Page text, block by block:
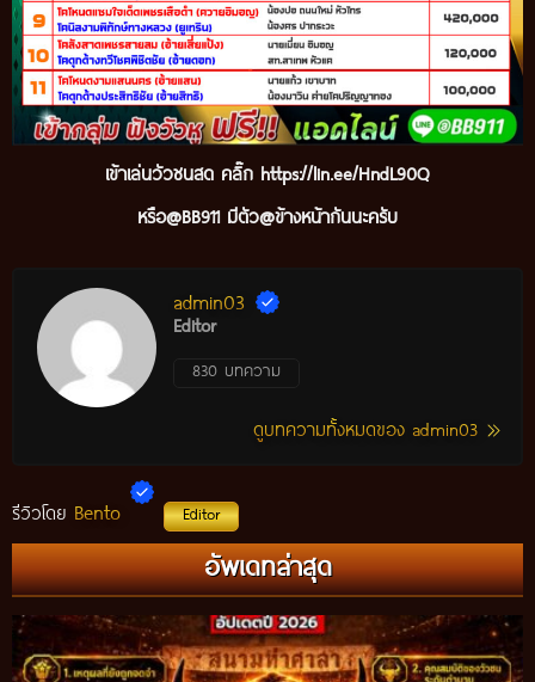
เข้าเล่นวัวชนสด คลิ๊ก https://lin.ee/HndL90Q
หรือ@BB911 มีตัว@ข้างหน้ากันนะครับ
admin03
Editor
830 บทความ
ดูบทความทั้งหมดของ admin03
รีวิวโดย Bento Editor
อัพเดทล่าสุด